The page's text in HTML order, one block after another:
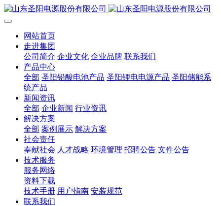
网站首页
走进集团
公司简介 企业文化 企业品牌 联系我们
产品中心
全部 圣阳铅酸电池产品 圣阳锂电电源产品 圣阳储能系
统产品
新闻资讯
全部 企业新闻 行业资讯
解决方案
全部 案例展示 解决方案
社会责任
奉献社会 人才战略 环境管理 招聘公告 文件公告
技术服务
服务网络
资料下载
技术手册 用户指南 安装规范
联系我们